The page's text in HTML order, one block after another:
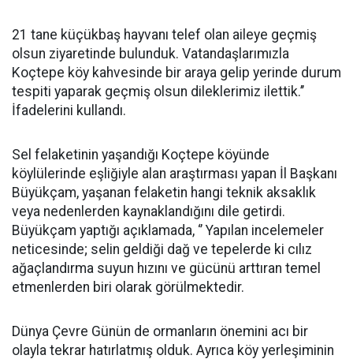
21 tane küçükbaş hayvanı telef olan aileye geçmiş
olsun ziyaretinde bulunduk. Vatandaşlarımızla
Koçtepe köy kahvesinde bir araya gelip yerinde durum
tespiti yaparak geçmiş olsun dileklerimiz ilettik.’’
İfadelerini kullandı.
Sel felaketinin yaşandığı Koçtepe köyünde
köylülerinde eşliğiyle alan araştırması yapan İl Başkanı
Büyükçam, yaşanan felaketin hangi teknik aksaklık
veya nedenlerden kaynaklandığını dile getirdi.
Büyükçam yaptığı açıklamada, ‘’ Yapılan incelemeler
neticesinde; selin geldiği dağ ve tepelerde ki cılız
ağaçlandırma suyun hızını ve gücünü arttıran temel
etmenlerden biri olarak görülmektedir.
Dünya Çevre Günün de ormanların önemini acı bir
olayla tekrar hatırlatmış olduk. Ayrıca köy yerleşiminin